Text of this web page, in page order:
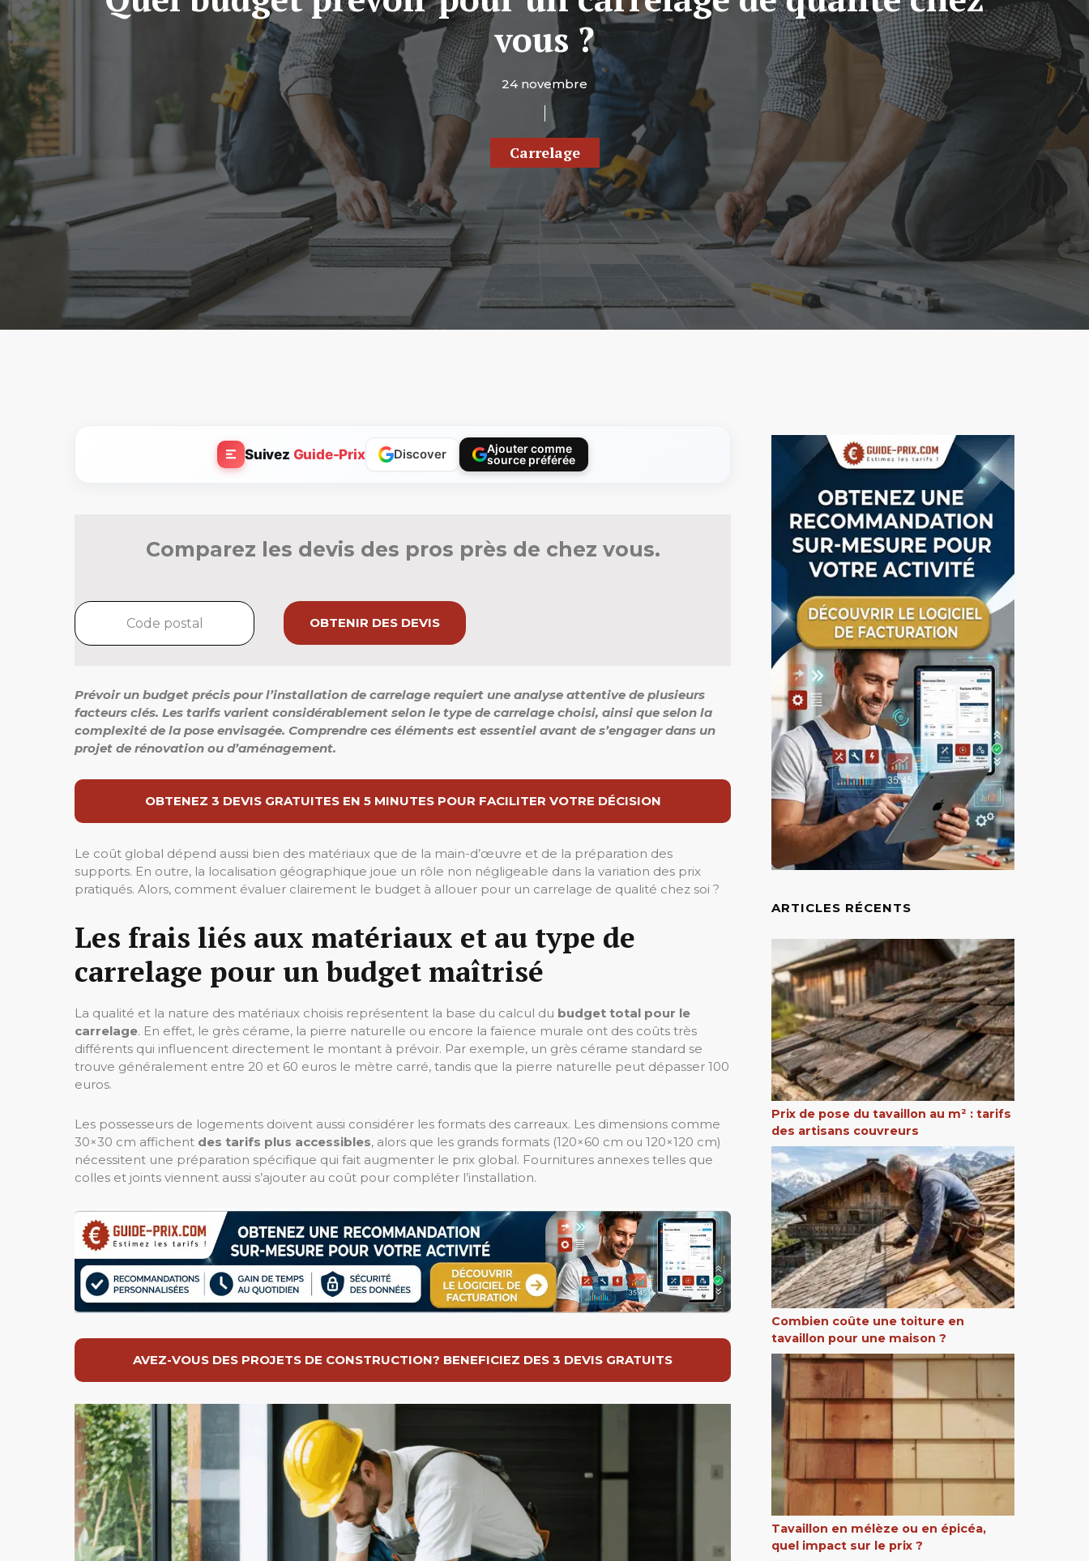
vous ?
24 novembre
Carrelage
Suivez Guide-Prix Discover
Ajouter comme
source préférée
Comparez les devis des pros près de chez vous.
OBTENIR DES DEVIS
Prévoir un budget précis pour l’installation de carrelage requiert une analyse attentive de plusieurs
facteurs clés. Les tarifs varient considérablement selon le type de carrelage choisi, ainsi que selon la
complexité de la pose envisagée. Comprendre ces éléments est essentiel avant de s’engager dans un
projet de rénovation ou d’aménagement.
OBTENEZ 3 DEVIS GRATUITES EN 5 MINUTES POUR FACILITER VOTRE DÉCISION
Le coût global dépend aussi bien des matériaux que de la main-d’œuvre et de la préparation des
supports. En outre, la localisation géographique joue un rôle non négligeable dans la variation des prix
pratiqués. Alors, comment évaluer clairement le budget à allouer pour un carrelage de qualité chez soi ?
Les frais liés aux matériaux et au type de
carrelage pour un budget maîtrisé
La qualité et la nature des matériaux choisis représentent la base du calcul du budget total pour le
carrelage. En effet, le grès cérame, la pierre naturelle ou encore la faïence murale ont des coûts très
différents qui influencent directement le montant à prévoir. Par exemple, un grès cérame standard se
trouve généralement entre 20 et 60 euros le mètre carré, tandis que la pierre naturelle peut dépasser 100
euros.
Les possesseurs de logements doivent aussi considérer les formats des carreaux. Les dimensions comme
30×30 cm affichent des tarifs plus accessibles, alors que les grands formats (120×60 cm ou 120×120 cm)
nécessitent une préparation spécifique qui fait augmenter le prix global. Fournitures annexes telles que
colles et joints viennent aussi s’ajouter au coût pour compléter l’installation.
AVEZ-VOUS DES PROJETS DE CONSTRUCTION? BENEFICIEZ DES 3 DEVIS GRATUITS
ARTICLES RÉCENTS
Prix de pose du tavaillon au m² : tarifs
des artisans couvreurs
Combien coûte une toiture en
tavaillon pour une maison ?
Tavaillon en mélèze ou en épicéa,
quel impact sur le prix ?